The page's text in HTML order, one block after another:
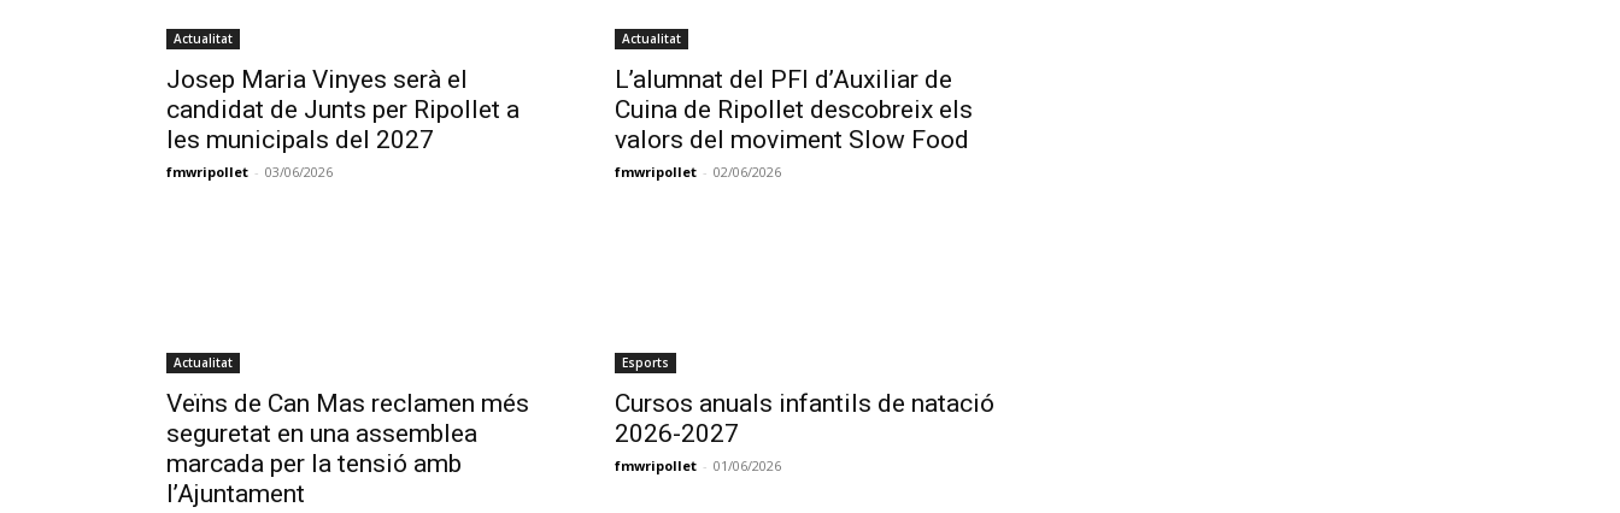
Actualitat
Josep Maria Vinyes serà el
candidat de Junts per Ripollet a
les municipals del 2027
fmwripollet - 03/06/2026
Actualitat
L’alumnat del PFI d’Auxiliar de
Cuina de Ripollet descobreix els
valors del moviment Slow Food
fmwripollet - 02/06/2026
Actualitat
Veïns de Can Mas reclamen més
seguretat en una assemblea
marcada per la tensió amb
l’Ajuntament
Esports
Cursos anuals infantils de natació
2026-2027
fmwripollet - 01/06/2026